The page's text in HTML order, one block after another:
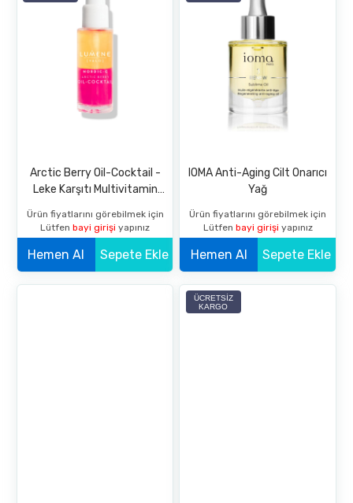
Arctic Berry Oil-Cocktail -
Leke Karşıtı Multivitamin
Ürün fiyatlarını görebilmek için
Lütfenbayi girişiyapınız
Hemen Al Sepete Ekle
IOMA Anti-Aging Cilt Onarıcı
Yağ
Ürün fiyatlarını görebilmek için
Lütfen bayi girişi yapınız
Hemen Al Sepete Ekle
ÜCRETSIZ
KARGO